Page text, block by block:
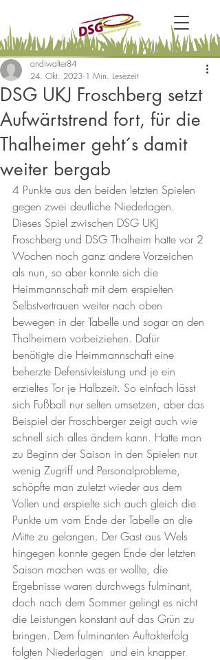
DSG UKJ Froschberg setzt
Aufwärtstrend fort, für die
Thalheimer geht´s damit
weiter bergab
andiwalter84
24. Okt. 2023 1 Min. Lesezeit
4 Punkte aus den beiden letzten Spielen
gegen zwei deutliche Niederlagen.
Dieses Spiel zwischen DSG UKJ
Froschberg und DSG Thalheim hatte vor 2
Wochen noch ganz andere Vorzeichen
als nun, so aber konnte sich die
Heimmannschaft mit dem erspielten
Selbstvertrauen weiter nach oben
bewegen in der Tabelle und sogar an den
Thalheimern vorbeiziehen. Dafür
benötigte die Heimmannschaft eine
beherzte Defensivleistung und je ein
erzieltes Tor je Halbzeit. So einfach lässt
sich Fußball nur selten umsetzen, aber das
Beispiel der Froschberger zeigt auch wie
schnell sich alles ändern kann. Hatte man
zu Beginn der Saison in den Spielen nur
wenig Zugriff und Personalprobleme,
schöpfte man zuletzt wieder aus dem
Vollen und erspielte sich auch gleich die
Punkte um vom Ende der Tabelle an die
Mitte zu gelangen. Der Gast aus Wels
hingegen konnte gegen Ende der letzten
Saison machen was er wollte, die
Ergebnisse waren durchwegs fulminant,
doch nach dem Sommer gelingt es nicht
die Leistungen konstant auf das Grün zu
bringen. Dem fulminanten Auftakterfolg
folgten Niederlagen  und ein knapper